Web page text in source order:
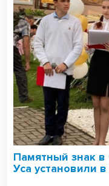
Памятный знак в
Уса установили